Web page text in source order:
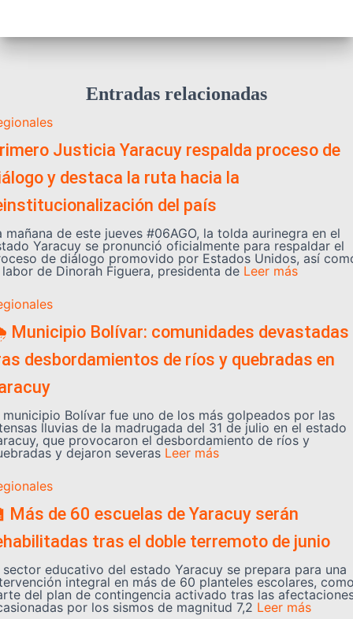
Entradas relacionadas
Justicia Yaracuy respalda proceso de
y destaca la ruta hacia la
del país
mañana de este jueves #06AGO, la tolda aurinegra en el
Yaracuy se pronunció oficialmente para respaldar el
de diálogo promovido por Estados Unidos, así
de Dinorah Figuera, presidenta de Leer más
Bolívar: comunidades devastadas
desbordamientos de ríos y quebradas en
municipio Bolívar fue uno de los más golpeados por las
lluvias de la madrugada del 31 de julio en el estado
que provocaron el desbordamiento de ríos y
y dejaron severas Leer más
Más de 60 escuelas de Yaracuy serán
tras el doble terremoto de junio
sector educativo del estado Yaracuy se prepara para una
integral en más de 60 planteles escolares,
del plan de contingencia activado tras las
por los sismos de magnitud 7,2 Leer más